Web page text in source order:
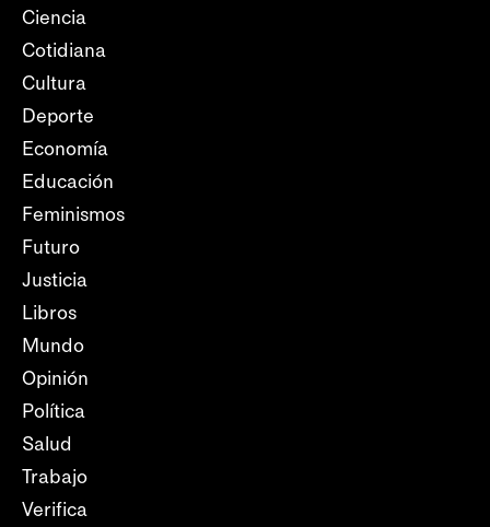
Ciencia
Cotidiana
Cultura
Deporte
Economía
Educación
Feminismos
Futuro
Justicia
Libros
Mundo
Opinión
Política
Salud
Trabajo
Verifica